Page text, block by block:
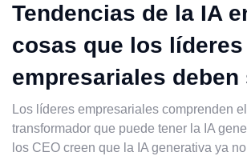
Tendencias de la IA
cosas que los líderes
empresariales deben
Los líderes empresariales comprenden
transformador que puede tener la IA
los CEO creen que la IA generativa ya